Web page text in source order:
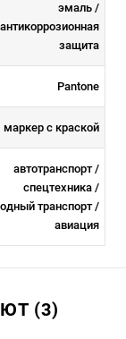
эмаль /
антикоррозионная
защита
Pantone
маркер с краской
автотранспорт /
спецтехника /
транспорт /
авиация
(3)